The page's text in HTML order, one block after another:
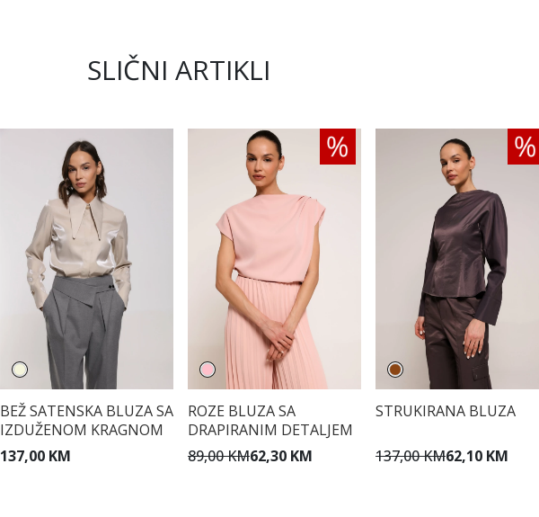
SLIČNI ARTIKLI
BEŽ SATENSKA BLUZA SA
IZDUŽENOM KRAGNOM
137,00 KM
ROZE BLUZA SA
DRAPIRANIM DETALJEM
89,00 KM62,30 KM
STRUKIRANA BLUZA
137,00 KM62,10 KM